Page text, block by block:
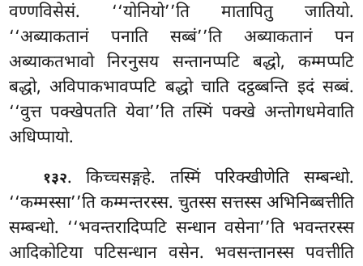
वण्णविसेसं. ‘‘योनियो’’ति मातापितु जातियो.
‘‘अब्याकतानं पनाति सब्बं’’ति अब्याकतानं पन
अब्याकतभावो निरनुसय सन्तानप्पटि बद्धो, कम्मप्पटि
बद्धो, अविपाकभावप्पटि बद्धो चाति दट्ठब्बन्ति इदं सब्बं.
‘‘वुत्त पक्खेपतति येवा’’ति तस्मिं पक्खे अन्तोगधमेवाति
अधिप्पायो.
१३२. किच्चसङ्गहे. तस्मिं परिक्खीणेति सम्बन्धो.
‘‘कम्मस्सा’’ति कम्मन्तरस्स. चुतस्स सत्तस्स अभिनिब्बत्तीति
सम्बन्धो. ‘‘भवन्तरादिप्पटि सन्धान वसेना’’ति भवन्तरस्स
आदिकोटिया पटिसन्धान वसेन. भवसन्तानस्स पवत्तीति